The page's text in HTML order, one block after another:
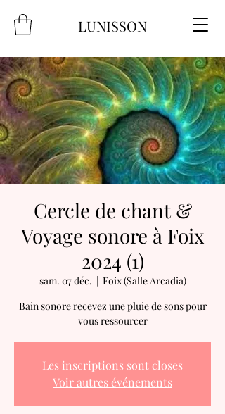
LUNISSON
Cercle de chant &
Voyage sonore à Foix
2024 (1)
sam. 07 déc.
  |
Foix (Salle Arcadia)
Bain sonore recevez une pluie de sons pour
vous ressourcer
Les inscriptions sont closes
Voir autres événements